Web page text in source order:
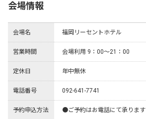
会場情報
会場名 福岡リーセントホテル
営業時間 会場利用 9：00～21：00
定休日 年中無休
電話番号 092-641-7741
予約申込方法 ●ご予約はお電話にて承ります